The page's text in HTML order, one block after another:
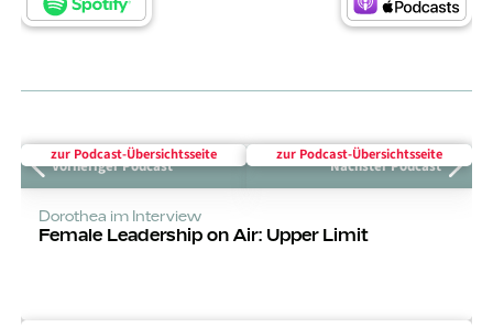
zur Podcast-Über­sichts­seite
Vorheriger Podcast
zur Podcast-Über­sichts­seite
Nächster Podcast
Dorothea im Interview
Female Leadership on Air: Upper Limit